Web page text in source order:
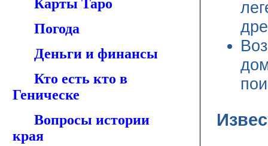
Карты Таро
Погода
Деньги и финансы
Кто есть кто в
Геническе
Вопросы истории
края